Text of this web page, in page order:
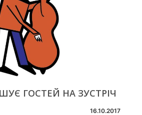
ГОСТЕЙ НА ЗУСТРІЧ
16.10.2017